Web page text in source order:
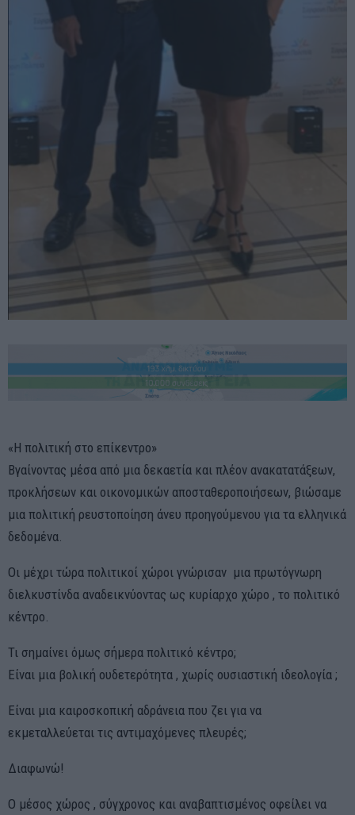
«Η πολιτική στο επίκεντρο»
Βγαίνοντας μέσα από μια δεκαετία και πλέον ανακατατάξεων,
προκλήσεων και οικονομικών αποσταθεροποιήσεων, βιώσαμε
μια πολιτική ρευστοποίηση άνευ προηγούμενου για τα ελληνικά
δεδομένα.
Οι μέχρι τώρα πολιτικοί χώροι γνώρισαν μια πρωτόγνωρη
διελκυστίνδα αναδεικνύοντας ως κυρίαρχο χώρο , το πολιτικό
κέντρο.
Τι σημαίνει όμως σήμερα πολιτικό κέντρο;
Είναι μια βολική ουδετερότητα , χωρίς ουσιαστική ιδεολογία ;
Είναι μια καιροσκοπική αδράνεια που ζει για να
εκμεταλλεύεται τις αντιμαχόμενες πλευρές;
Διαφωνώ!
Ο μέσος χώρος , σύγχρονος και αναβαπτισμένος οφείλει να